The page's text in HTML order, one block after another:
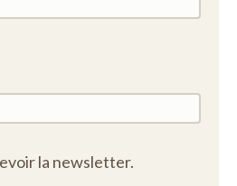
la newsletter.